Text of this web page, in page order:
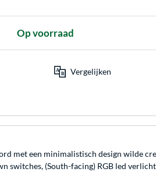
Op voorraad
Vergelijken
met een minimalistisch design wilde
switches, (South-facing) RGB led